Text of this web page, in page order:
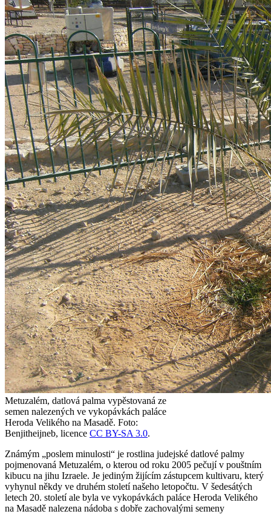
Metuzalém, datlová palma vypěstovaná ze
semen nalezených ve vykopávkách paláce
Heroda Velikého na Masadě. Foto:
Benjitheijneb, licence CC BY-SA 3.0.
Známým „poslem minulosti“ je rostlina judejské datlové palmy
pojmenovaná Metuzalém, o kterou od roku 2005 pečují v pouštním
kibucu na jihu Izraele. Je jediným žijícím zástupcem kultivaru, který
vyhynul někdy ve druhém století našeho letopočtu. V šedesátých
letech 20. století ale byla ve vykopávkách paláce Heroda Velikého
na Masadě nalezena nádoba s dobře zachovalými semeny